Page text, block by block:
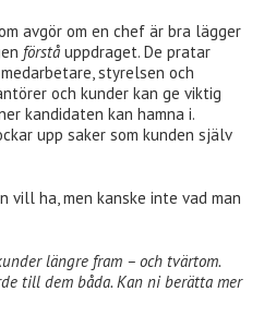
avgör om en chef är bra lägger
förstå uppdraget. De pratar
styrelsen och
och kunder kan ge viktig
kandidaten kan hamna i.
upp saker som kunden själv
ha, men kanske inte vad man
längre fram – och tvärtom.
till dem båda. Kan ni berätta mer